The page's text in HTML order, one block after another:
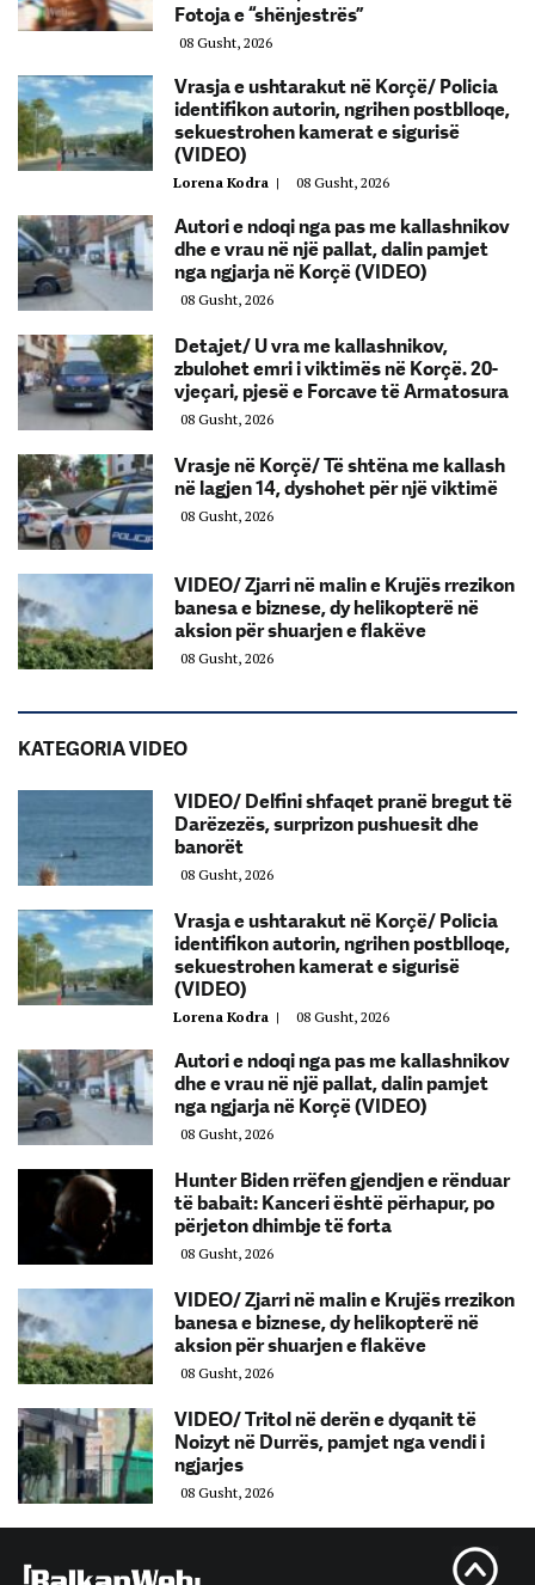
Fotoja e “shënjestrës”
08 Gusht, 2026
Vrasja e ushtarakut në Korçë/ Policia
identifikon autorin, ngrihen postblloqe,
sekuestrohen kamerat e sigurisë
(VIDEO)
Lorena Kodra | 08 Gusht, 2026
Autori e ndoqi nga pas me kallashnikov
dhe e vrau në një pallat, dalin pamjet
nga ngjarja në Korçë (VIDEO)
08 Gusht, 2026
Detajet/ U vra me kallashnikov,
zbulohet emri i viktimës në Korçë. 20-
vjeçari, pjesë e Forcave të Armatosura
08 Gusht, 2026
Vrasje në Korçë/ Të shtëna me kallash
në lagjen 14, dyshohet për një viktimë
08 Gusht, 2026
VIDEO/ Zjarri në malin e Krujës rrezikon
banesa e biznese, dy helikopterë në
aksion për shuarjen e flakëve
08 Gusht, 2026
KATEGORIA VIDEO
VIDEO/ Delfini shfaqet pranë bregut të
Darëzezës, surprizon pushuesit dhe
banorët
08 Gusht, 2026
Vrasja e ushtarakut në Korçë/ Policia
identifikon autorin, ngrihen postblloqe,
sekuestrohen kamerat e sigurisë
(VIDEO)
Lorena Kodra | 08 Gusht, 2026
Autori e ndoqi nga pas me kallashnikov
dhe e vrau në një pallat, dalin pamjet
nga ngjarja në Korçë (VIDEO)
08 Gusht, 2026
Hunter Biden rrëfen gjendjen e rënduar
të babait: Kanceri është përhapur, po
përjeton dhimbje të forta
08 Gusht, 2026
VIDEO/ Zjarri në malin e Krujës rrezikon
banesa e biznese, dy helikopterë në
aksion për shuarjen e flakëve
08 Gusht, 2026
VIDEO/ Tritol në derën e dyqanit të
Noizyt në Durrës, pamjet nga vendi i
ngjarjes
08 Gusht, 2026